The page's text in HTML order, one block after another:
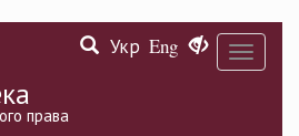
Toggle
Укр Eng
права